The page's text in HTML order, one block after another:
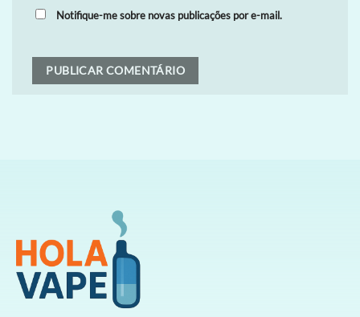
Notifique-me sobre novas publicações por e-mail.